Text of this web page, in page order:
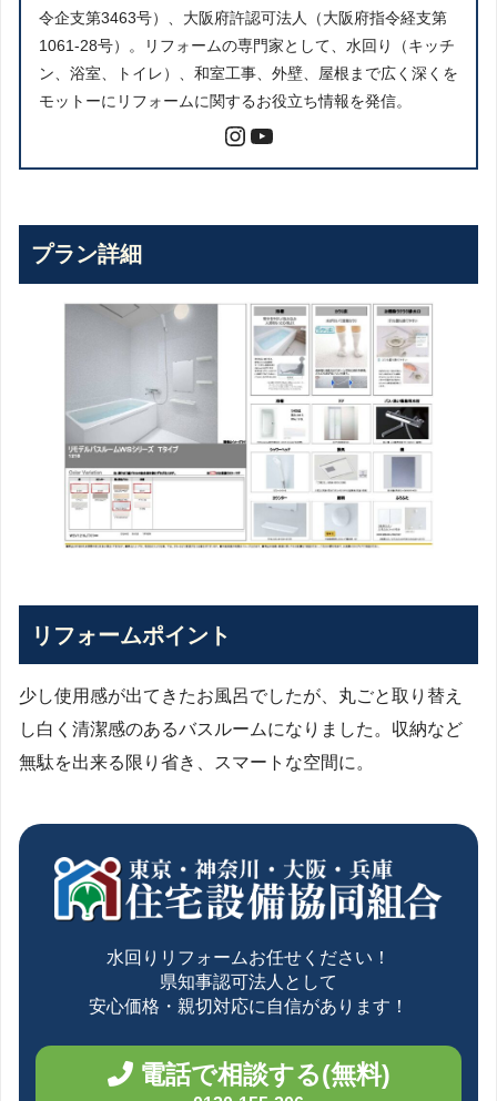
令企支第3463号）、大阪府許認可法人（大阪府指令経支第
1061-28号）。リフォームの専門家として、水回り（キッチ
ン、浴室、トイレ）、和室工事、外壁、屋根まで広く深くを
モットーにリフォームに関するお役立ち情報を発信。
プラン詳細
リフォームポイント
少し使用感が出てきたお風呂でしたが、丸ごと取り替え
し白く清潔感のあるバスルームになりました。収納など
無駄を出来る限り省き、スマートな空間に。
水回りリフォームお任せください！
県知事認可法人として
安心価格・親切対応に自信があります！
電話で相談する(無料)